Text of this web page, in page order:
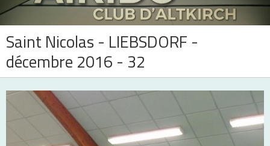
Vidéos
Adresses et horaires
Agenda
Tarifs et inscription
Saint Nicolas - LIEBSDORF -
décembre 2016 - 32